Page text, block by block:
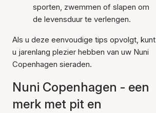
sporten, zwemmen of slapen om
de levensduur te verlengen.
Als u deze eenvoudige tips opvolgt, kunt
u jarenlang plezier hebben van uw Nuni
Copenhagen sieraden.
Nuni Copenhagen - een
merk met pit en